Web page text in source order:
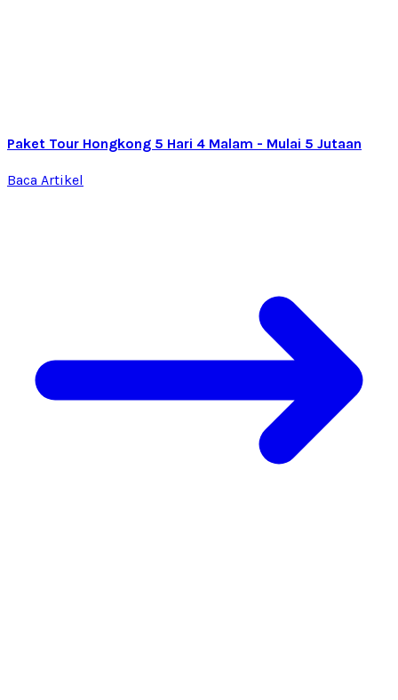
Paket Tour Hongkong 5 Hari 4 Malam - Mulai 5 Jutaan
Baca Artikel